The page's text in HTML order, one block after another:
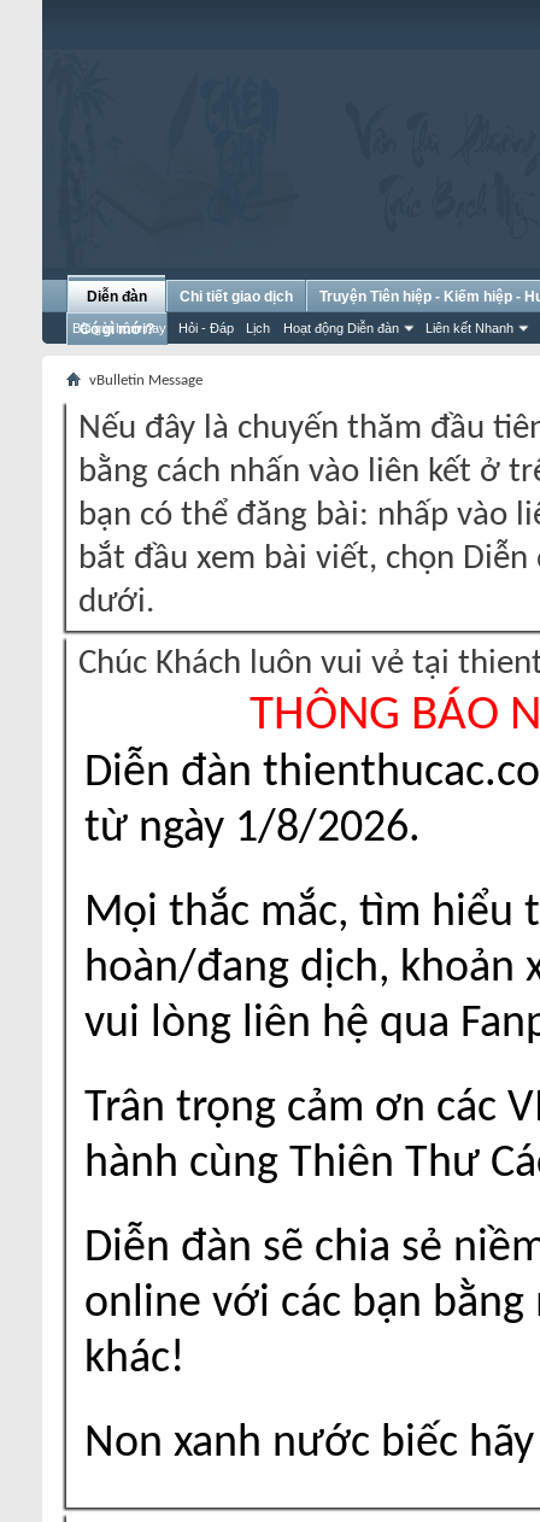
Diễn đàn
Bài gửi hôm nay Hỏi - Đáp Lịch Hoạt động Diễn đàn Liên kết Nhanh
Chi tiết giao dịch
Truyện Tiên hiệp - Kiếm hiệp -
Có gì mới?
vBulletin Message
Nếu đây là chuyến thăm đầu
bằng cách nhấn vào liên kết ở
bạn có thể đăng bài: nhấp vào
bắt đầu xem bài viết, chọn
dưới.
Chúc Khách luôn vui vẻ tại
THÔNG BÁO
Diễn đàn
từ ngày 1/8/2026.
Mọi thắc mắc, tìm hiểu
hoàn/đang dịch, khoản
vui lòng liên hệ qua
Trân trọng cảm ơn các
hành cùng Thiên Thư
Diễn đàn sẽ chia sẻ
online với các bạn
khác!
Non xanh nước biếc